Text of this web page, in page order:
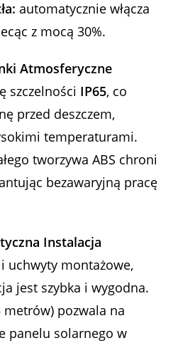
automatycznie włącza
z mocą 30%.
Atmosferyczne
szczelności IP65, co
przed deszczem,
temperaturami.
tworzywa ABS chroni
bezawaryjną pracę
Instalacja
uchwyty montażowe,
jest szybka i wygodna.
metrów) pozwala na
panelu solarnego w